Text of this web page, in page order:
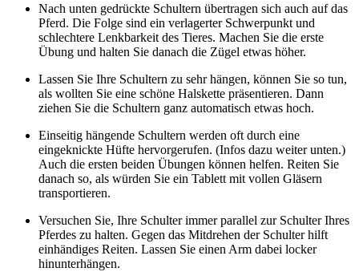
Nach unten gedrückte Schultern übertragen sich auch auf das
Pferd. Die Folge sind ein verlagerter Schwerpunkt und
schlechtere Lenkbarkeit des Tieres. Machen Sie die erste
Übung und halten Sie danach die Zügel etwas höher.
Lassen Sie Ihre Schultern zu sehr hängen, können Sie so tun,
als wollten Sie eine schöne Halskette präsentieren. Dann
ziehen Sie die Schultern ganz automatisch etwas hoch.
Einseitig hängende Schultern werden oft durch eine
eingeknickte Hüfte hervorgerufen. (Infos dazu weiter unten.)
Auch die ersten beiden Übungen können helfen. Reiten Sie
danach so, als würden Sie ein Tablett mit vollen Gläsern
transportieren.
Versuchen Sie, Ihre Schulter immer parallel zur Schulter Ihres
Pferdes zu halten. Gegen das Mitdrehen der Schulter hilft
einhändiges Reiten. Lassen Sie einen Arm dabei locker
hinunterhängen.